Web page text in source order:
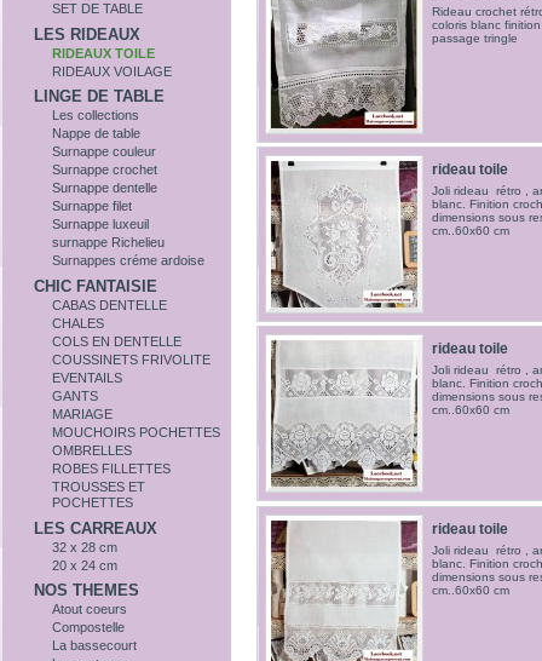
SET DE TABLE
LES RIDEAUX
RIDEAUX TOILE
RIDEAUX VOILAGE
LINGE DE TABLE
Les collections
Nappe de table
Surnappe couleur
Surnappe crochet
Surnappe dentelle
Surnappe filet
Surnappe luxeuil
surnappe Richelieu
Surnappes créme ardoise
CHIC FANTAISIE
CABAS DENTELLE
CHALES
COLS EN DENTELLE
COUSSINETS FRIVOLITE
EVENTAILS
GANTS
MARIAGE
MOUCHOIRS POCHETTES
OMBRELLES
ROBES FILLETTES
TROUSSES ET
POCHETTES
LES CARREAUX
32 x 28 cm
20 x 24 cm
NOS THEMES
Atout coeurs
Compostelle
La bassecourt
Rideau crochet
coloris blanc
passage tringle
rideau toile
Joli rideau rétro ,
blanc. Finition
dimensions sous
cm..60x60 cm
rideau toile
Joli rideau rétro ,
blanc. Finition
dimensions sous
cm..60x60 cm
rideau toile
Joli rideau rétro ,
blanc. Finition
dimensions sous
cm..60x60 cm